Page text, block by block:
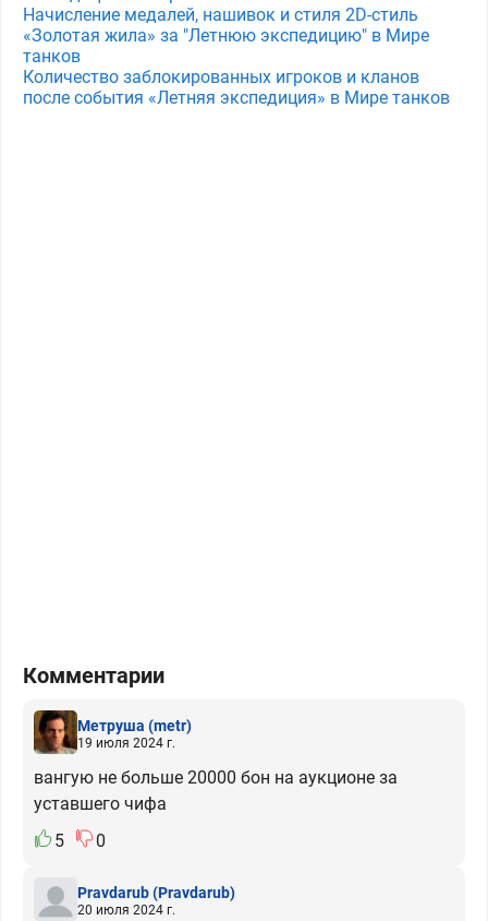
Начисление медалей, нашивок и стиля 2D-стиль
«Золотая жила» за "Летнюю экспедицию" в Мире
танков
Количество заблокированных игроков и кланов
после события «Летняя экспедиция» в Мире танков
Комментарии
Метруша (metr)
19 июля 2024 г.
вангую не больше 20000 бон на аукционе за
уставшего чифа
5
0
Pravdarub(Pravdarub)
20 июля 2024 г.